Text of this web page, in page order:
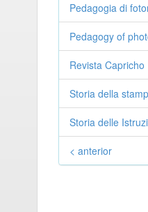
Pedagogia di
Pedagogy of
Revista Capricho
Storia della
Storia delle
< anterior